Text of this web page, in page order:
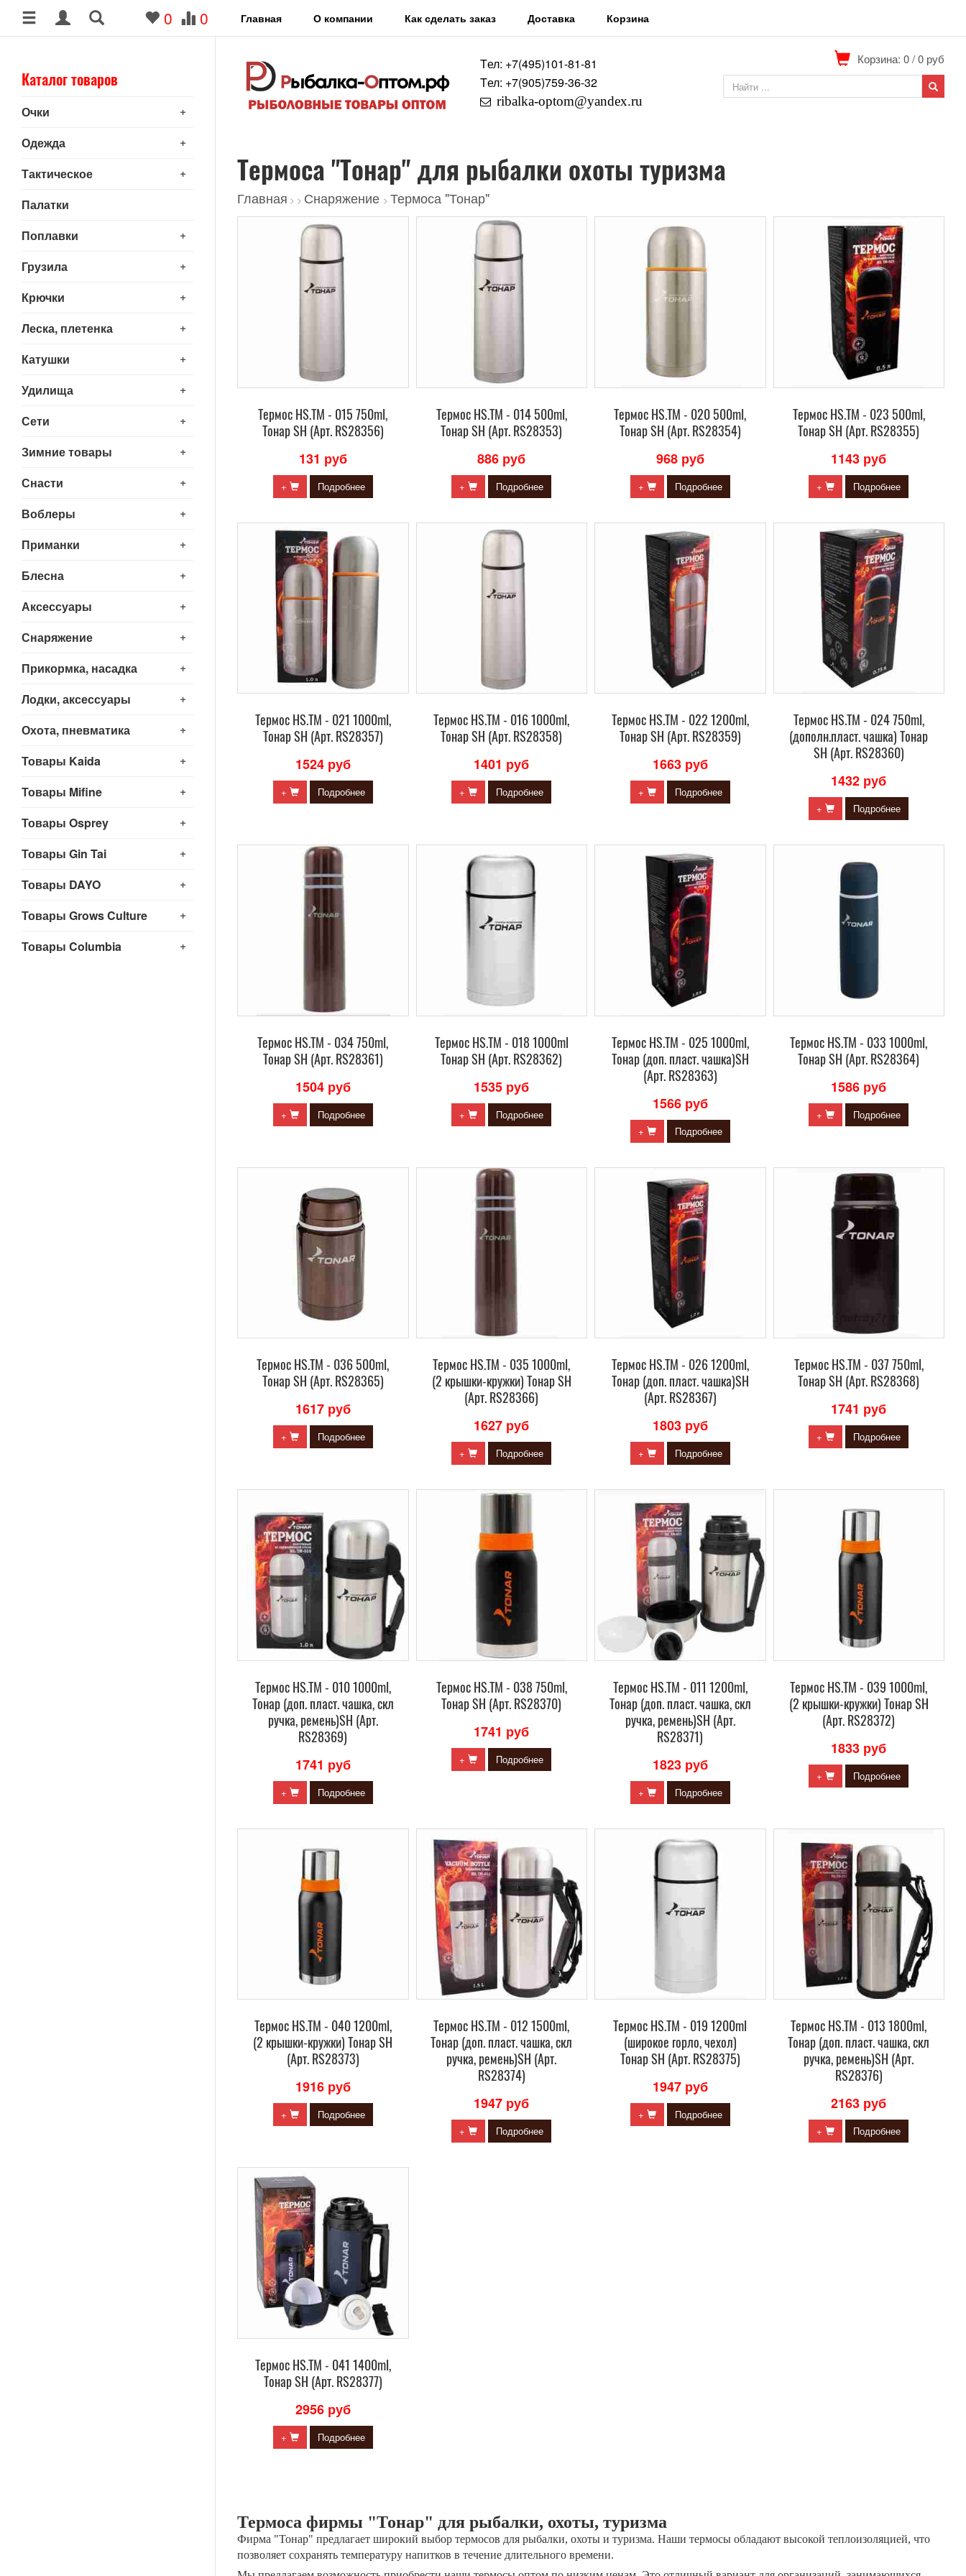
0 0 Главная О компании Как сделать заказ Доставка Корзина
Каталог товаров
+
Очки
+
Одежда
+
Тактическое
Палатки
+
Поплавки
+
Грузила
+
Крючки
+
Леска, плетенка
+
Катушки
+
Удилища
+
Сети
+
Зимние товары
+
Снасти
+
Воблеры
+
Приманки
+
Блесна
+
Аксессуары
+
Снаряжение
+
Прикормка, насадка
+
Лодки, аксессуары
+
Охота, пневматика
+
Товары Kaida
+
Товары Mifine
+
Товары Osprey
+
Товары Gin Tai
+
Товары DAYO
+
Товары Grows Culture
+
Товары Columbia
Tел: +7(495)101-81-81
Tел: +7(905)759-36-32
ribalka-optom@yandex.ru
Корзина: 0/0 руб
Термоса "Тонар" для рыбалки охоты туризма
Главная > > Снаряжение > Термоса "Тонар"
Термос HS.TM - 015 750ml,
Тонар SH (Арт. RS28356)
131 руб
+ Подробнее
Термос HS.TM - 014 500ml,
Тонар SH (Арт. RS28353)
886 руб
+ Подробнее
Термос HS.TM - 020 500ml,
Тонар SH (Арт. RS28354)
968 руб
+ Подробнее
Термос HS.TM - 023 500ml,
Тонар SH (Арт. RS28355)
1143 руб
+ Подробнее
Термос HS.TM - 021 1000ml,
Тонар SH (Арт. RS28357)
1524 руб
+ Подробнее
Термос HS.TM - 016 1000ml,
Тонар SH (Арт. RS28358)
1401 руб
+ Подробнее
Термос HS.TM - 022 1200ml,
Тонар SH (Арт. RS28359)
1663 руб
+ Подробнее
Термос HS.TM - 024 750ml,
(дополн.пласт. чашка) Тонар
SH (Арт. RS28360)
1432 руб
+ Подробнее
Термос HS.TM - 034 750ml,
Тонар SH (Арт. RS28361)
1504 руб
+ Подробнее
Термос HS.TM - 018 1000ml
Тонар SH (Арт. RS28362)
1535 руб
+ Подробнее
Термос HS.TM - 025 1000ml,
Тонар (доп. пласт. чашка)SH
(Арт. RS28363)
1566 руб
+ Подробнее
Термос HS.TM - 033 1000ml,
Тонар SH (Арт. RS28364)
1586 руб
+ Подробнее
Термос HS.TM - 036 500ml,
Тонар SH (Арт. RS28365)
1617 руб
+ Подробнее
Термос HS.TM - 035 1000ml,
(2 крышки-кружки) Тонар SH
(Арт. RS28366)
1627 руб
+ Подробнее
Термос HS.TM - 026 1200ml,
Тонар (доп. пласт. чашка)SH
(Арт. RS28367)
1803 руб
+ Подробнее
Термос HS.TM - 037 750ml,
Тонар SH (Арт. RS28368)
1741 руб
+ Подробнее
Термос HS.TM - 010 1000ml,
Тонар (доп. пласт. чашка, скл
ручка, ремень)SH (Арт.
RS28369)
1741 руб
+ Подробнее
Термос HS.TM - 038 750ml,
Тонар SH (Арт. RS28370)
1741 руб
+ Подробнее
Термос HS.TM - 011 1200ml,
Тонар (доп. пласт. чашка, скл
ручка, ремень)SH (Арт.
RS28371)
1823 руб
+ Подробнее
Термос HS.TM - 039 1000ml,
(2 крышки-кружки) Тонар SH
(Арт. RS28372)
1833 руб
+ Подробнее
Термос HS.TM - 040 1200ml,
(2 крышки-кружки) Тонар SH
(Арт. RS28373)
1916 руб
+ Подробнее
Термос HS.TM - 012 1500ml,
Тонар (доп. пласт. чашка, скл
ручка, ремень)SH (Арт.
RS28374)
1947 руб
+ Подробнее
Термос HS.TM - 019 1200ml
(широкое горло, чехол)
Тонар SH (Арт. RS28375)
1947 руб
+ Подробнее
Термос HS.TM - 013 1800ml,
Тонар (доп. пласт. чашка, скл
ручка, ремень)SH (Арт.
RS28376)
2163 руб
+ Подробнее
Термос HS.TM - 041 1400ml,
Тонар SH (Арт. RS28377)
2956 руб
+ Подробнее
Термоса фирмы "Тонар" для рыбалки, охоты, туризма
Фирма "Тонар" предлагает широкий выбор термосов для рыбалки, охоты и туризма. Наши термосы обладают высокой теплоизоляцией, что
позволяет сохранять температуру напитков в течение длительного времени.